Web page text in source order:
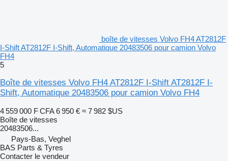
boîte de vitesses Volvo FH4 AT2812F
I-Shift AT2812F I-Shift, Automatique 20483506 pour camion Volvo
FH4
5
Boîte de vitesses Volvo FH4 AT2812F I-Shift AT2812F I-
Shift, Automatique 20483506 pour camion Volvo FH4
4 559 000 F CFA 6 950 € ≈ 7 982 $US
Boîte de vitesses
20483506...
Pays-Bas, Veghel
BAS Parts & Tyres
Contacter le vendeur